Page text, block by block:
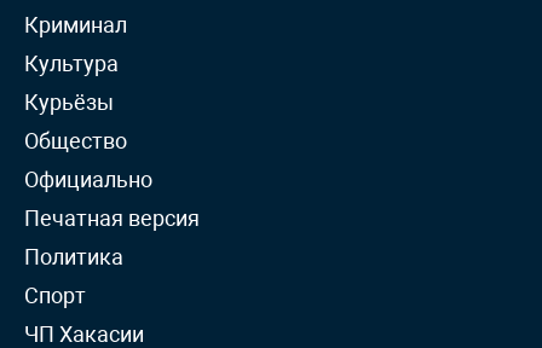
Криминал
Культура
Курьёзы
Общество
Официально
Печатная версия
Политика
Спорт
ЧП Хакасии